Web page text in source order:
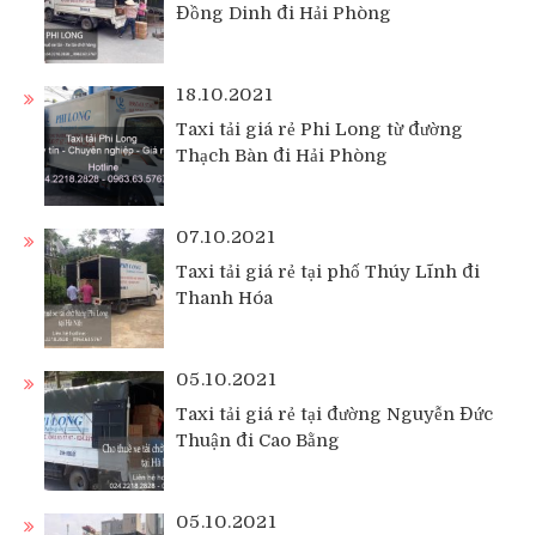
Đồng Dinh đi Hải Phòng
18.10.2021
Taxi tải giá rẻ Phi Long từ đường
Thạch Bàn đi Hải Phòng
07.10.2021
Taxi tải giá rẻ tại phố Thúy Lĩnh đi
Thanh Hóa
05.10.2021
Taxi tải giá rẻ tại đường Nguyễn Đức
Thuận đi Cao Bằng
05.10.2021